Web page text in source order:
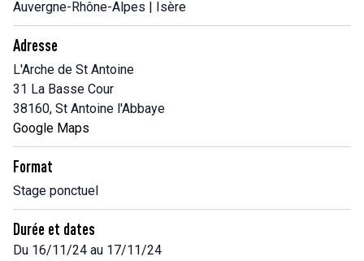
Auvergne-Rhône-Alpes | Isère
Adresse
L'Arche de St Antoine
31 La Basse Cour
38160, St Antoine l'Abbaye
Google Maps
Format
Stage ponctuel
Durée et dates
Du 16/11/24 au 17/11/24